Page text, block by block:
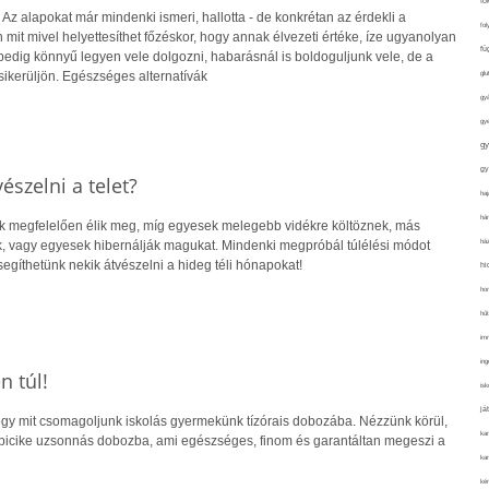
alapokat már mindenki ismeri, hallotta - de konkrétan az érdekli a
mivel helyettesíthet főzéskor, hogy annak élvezeti értéke, íze ugyanolyan
könnyű legyen vele dolgozni, habarásnál is boldoguljunk vele, de a
Egészséges alternatívák
a telet?
megfelelően élik meg, míg egyesek melegebb vidékre költöznek, más
vagy egyesek hibernálják magukat. Mindenki megpróbál túlélési módot
nekik átvészelni a hideg téli hónapokat!
túl!
mit csomagoljunk iskolás gyermekünk tízórais dobozába. Nézzünk körül,
uzsonnás dobozba, ami egészséges, finom és garantáltan megeszi a